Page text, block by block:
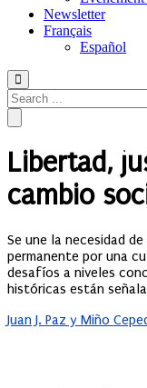
Newsletter
Français
Español
Libertad,
cambio
Se une la necesidad
permanente por una
desafíos a niveles
históricas están
Juan J. Paz y Miño